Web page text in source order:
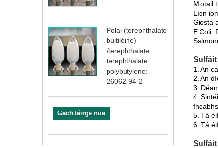
Polai (terephthalate
búitiléine)
/terephthalate
terephthalate
polybutylene:
26062-94-2
Gach táirge nua
Miotail
Líon
Giosta
E.Coli:
1. An
2. An
3.
4.
5. Tá
6. Tá